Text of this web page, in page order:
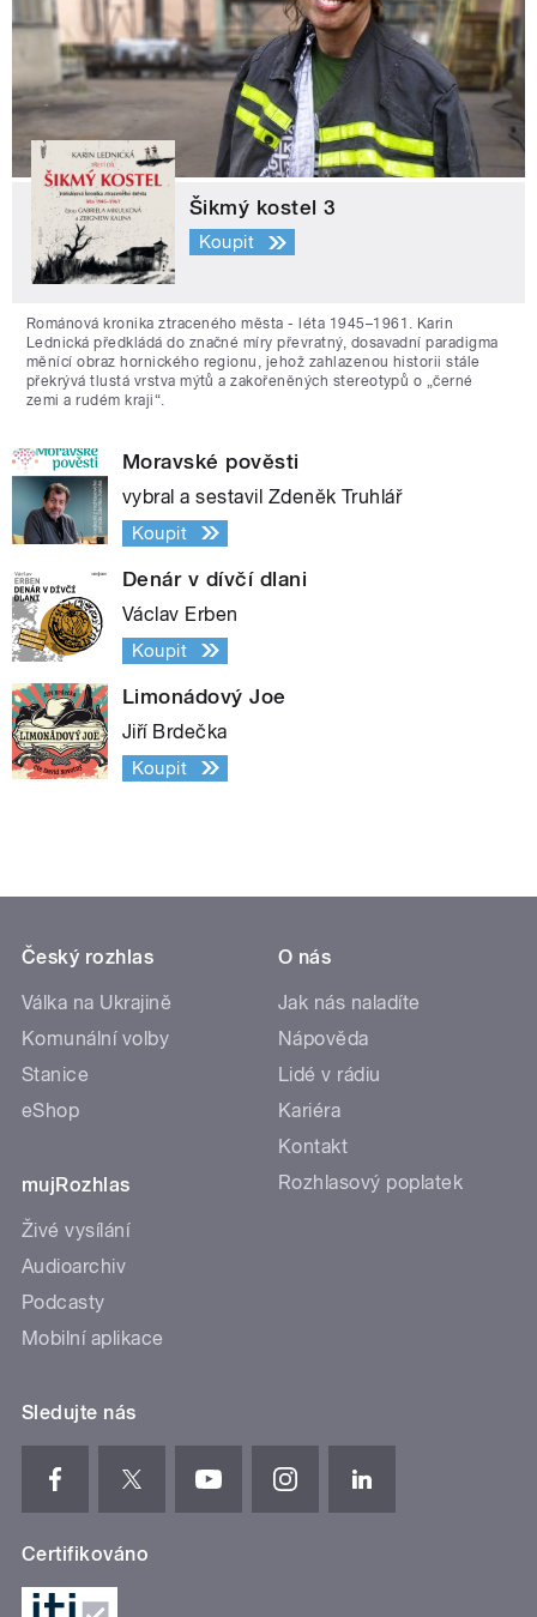
Šikmý kostel 3
Koupit
Románová kronika ztraceného města - léta 1945–1961. Karin
Lednická předkládá do značné míry převratný, dosavadní paradigma
měnící obraz hornického regionu, jehož zahlazenou historii stále
překrývá tlustá vrstva mýtů a zakořeněných stereotypů o „černé
zemi a rudém kraji“.
Moravské pověsti
vybral a sestavil Zdeněk Truhlář
Koupit
Denár v dívčí dlani
Václav Erben
Koupit
Limonádový Joe
Jiří Brdečka
Koupit
Český rozhlas
Válka na Ukrajině
Komunální volby
Stanice
eShop
mujRozhlas
Živé vysílání
Audioarchiv
Podcasty
Mobilní aplikace
O nás
Jak nás naladíte
Nápověda
Lidé v rádiu
Kariéra
Kontakt
Rozhlasový poplatek
Sledujte nás
Certifikováno